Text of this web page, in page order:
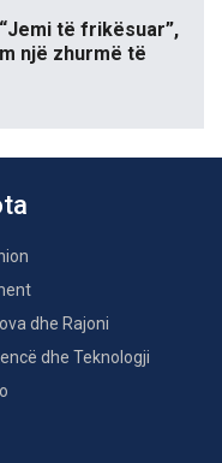
të frikësuar”,
një zhurmë të
dhe Rajoni
dhe Teknologji